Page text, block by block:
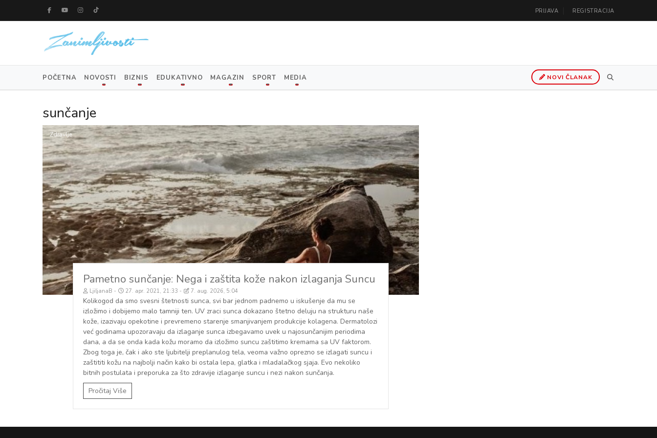
PRIJAVA REGISTRACIJA
POČETNA NOVOSTI BIZNIS EDUKATIVNO MAGAZIN SPORT MEDIA NOVI ČLANAK
sunčanje
Zdravlje
Pametno sunčanje: Nega i zaštita kože nakon izlaganja Suncu
LjiljanaB 27. apr. 2021, 21:33 7. aug. 2026, 5:04
Kolikogod da smo svesni štetnosti sunca, svi bar jednom padnemo u iskušenje da mu se
izložimo i dobijemo malo tamniji ten. UV zraci sunca dokazano štetno deluju na strukturu naše
kože, izazivaju opekotine i prevremeno starenje smanjivanjem produkcije kolagena. Dermatolozi
već godinama upozoravaju da izlaganje sunca izbegavamo uvek u najosunčanijim periodima
dana, a da se onda kada kožu moramo da izložimo suncu zaštitimo kremama sa UV faktorom.
Zbog toga je, čak i ako ste ljubitelji preplanulog tela, veoma važno oprezno se izlagati suncu i
zaštititi kožu na najbolji način kako bi ostala lepa, glatka i mladalačkog sjaja. Evo nekoliko
bitnih postulata i preporuka za što zdravije izlaganje suncu i nezi nakon sunčanja.
Pročitaj Više